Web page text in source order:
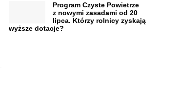
Program Czyste Powietrze
z nowymi zasadami od 20
lipca. Którzy rolnicy zyskają
wyższe dotacje?